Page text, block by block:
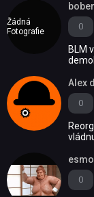
Žádná
Fotografie
0
BLM
0
Alex
0